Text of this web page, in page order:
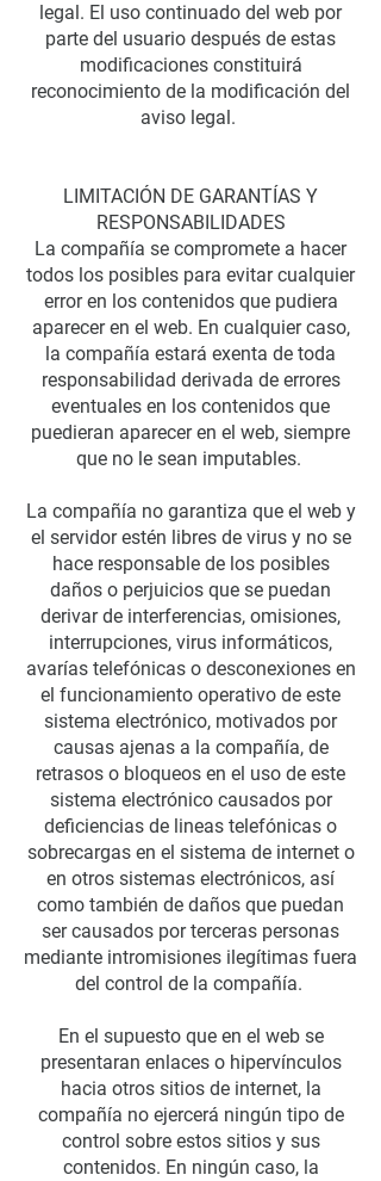
legal. El uso continuado del web por
parte del usuario después de estas
modificaciones constituirá
reconocimiento de la modificación del
aviso legal.
LIMITACIÓN DE GARANTÍAS Y
RESPONSABILIDADES
La compañía se compromete a hacer
todos los posibles para evitar cualquier
error en los contenidos que pudiera
aparecer en el web. En cualquier caso,
la compañía estará exenta de toda
responsabilidad derivada de errores
eventuales en los contenidos que
puedieran aparecer en el web, siempre
que no le sean imputables.
La compañía no garantiza que el web y
el servidor estén libres de virus y no se
hace responsable de los posibles
daños o perjuicios que se puedan
derivar de interferencias, omisiones,
interrupciones, virus informáticos,
avarías telefónicas o desconexiones en
el funcionamiento operativo de este
sistema electrónico, motivados por
causas ajenas a la compañía, de
retrasos o bloqueos en el uso de este
sistema electrónico causados por
deficiencias de lineas telefónicas o
sobrecargas en el sistema de internet o
en otros sistemas electrónicos, así
como también de daños que puedan
ser causados por terceras personas
mediante intromisiones ilegítimas fuera
del control de la compañía.
En el supuesto que en el web se
presentaran enlaces o hipervínculos
hacia otros sitios de internet, la
compañía no ejercerá ningún tipo de
control sobre estos sitios y sus
contenidos. En ningún caso, la